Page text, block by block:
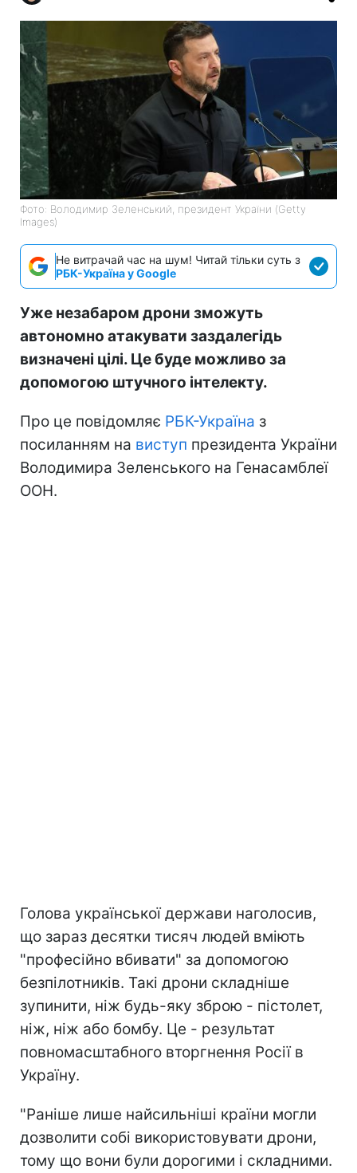
Фото: Володимир Зеленський, президент України (Getty
Images)
Не витрачай час на шум! Читай тільки суть з
РБК-Україна у Google
Уже незабаром дрони зможуть
автономно атакувати заздалегідь
визначені цілі. Це буде можливо за
допомогою штучного інтелекту.
Про це повідомляє РБК-Україна з
посиланням на виступ президента України
Володимира Зеленського на Генасамблеї
ООН.
Голова української держави наголосив,
що зараз десятки тисяч людей вміють
"професійно вбивати" за допомогою
безпілотників. Такі дрони складніше
зупинити, ніж будь-яку зброю - пістолет,
ніж, ніж або бомбу. Це - результат
повномасштабного вторгнення Росії в
Україну.
"Раніше лише найсильніші країни могли
дозволити собі використовувати дрони,
тому що вони були дорогими і складними.